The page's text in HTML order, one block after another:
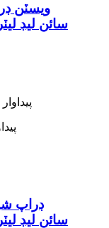
ويسٽن
سائن ليڊ
ڊراپ
سائن ليڊ